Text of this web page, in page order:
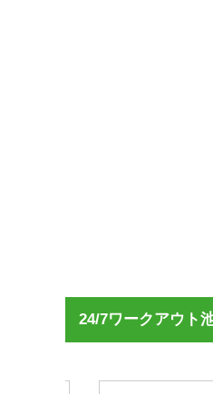
24/7ワークアウト